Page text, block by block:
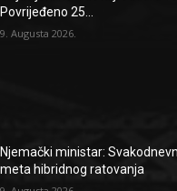
Povrijeđeno 25...
9. Augusta 2026.
Njemački ministar:
meta hibridnog ratovanja